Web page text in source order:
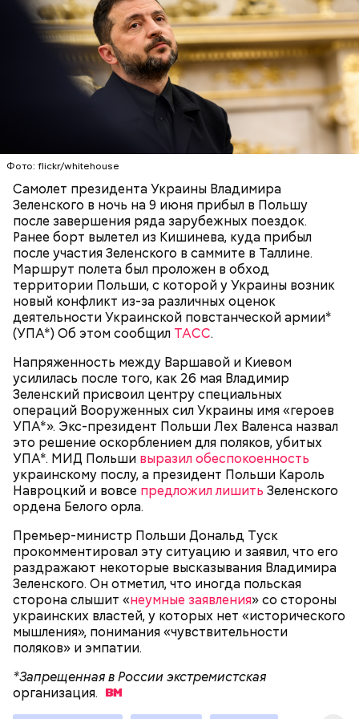
Фото: flickr/whitehouse
Самолет президента Украины Владимира
Зеленского в ночь на 9 июня прибыл в Польшу
после завершения ряда зарубежных поездок.
Ранее борт вылетел из Кишинева, куда прибыл
после участия Зеленского в саммите в Таллине.
Маршрут полета был проложен в обход
территории Польши, с которой у Украины возник
новый конфликт из-за различных оценок
деятельности Украинской повстанческой армии*
(УПА*) Об этом сообщил ТАСС.
Напряженность между Варшавой и Киевом
усилилась после того, как 26 мая Владимир
Зеленский присвоил центру специальных
операций Вооруженных сил Украины имя «героев
УПА*». Экс-президент Польши Лех Валенса назвал
это решение оскорблением для поляков, убитых
УПА*. МИД Польши выразил обеспокоенность
украинскому послу, а президент Польши Кароль
Навроцкий и вовсе предложил лишить Зеленского
ордена Белого орла.
Премьер-министр Польши Дональд Туск
прокомментировал эту ситуацию и заявил, что его
раздражают некоторые высказывания Владимира
Зеленского. Он отметил, что иногда польская
сторона слышит «неумные заявления» со стороны
украинских властей, у которых нет «исторического
мышления», понимания «чувствительности
поляков» и эмпатии.
*Запрещенная в России экстремистская
организация.
Фото: Shutterstock
Главная особенность острова Сокотра —
драконовые деревья, которые растут только здесь.
драконовыми их называют из-за красного цвета
смолы, которую местные жители сравнивают с
кровью дракона. Они же используют ее в
медицинских целях и красят ей ткань и волосы.
К тому же здесь водятся редкие виды животных и
других растений, которых в мире больше нигде не
встретить. На Сокотре также есть горы,
известняковое плато и прибрежные равнины,
которые дополняют «внеземную» атмосферу.
Он находился на посту менеджера, занимался
наймом персонала и продажей продуктов. В 2000
году Балмер сменил Билла Гейтса на посту
генерального директора. Им он оставался до 2014
года, после чего ушел с поста, но остался
держателем акций компании. Сейчас его состояние
Сергей Брин
Фото: World Economic Forum / CC BY-NC-SA 2.0
Институте нефти и газа. Когда Сергею было шесть
лет, семья иммигрировала в США.